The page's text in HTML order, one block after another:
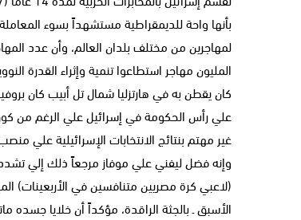
بأنها واحة للديمقراطية مستشهداً بسوء
المليون مهاجر استطاعوا تنمية وإثراء القدرة
كان يقطن به في هارتزليا شمال تل أبيب كان
علي رأس الحكومة في إسرائيل علي الرغم من
غير مهتم بنتائج الانتخابات الإسرائيلية علي
وإنه فضل ليفني علي موفاز مرجعاً ذلك إلي
(لاعبي كرة مصريين متنافسين في الأربعينات)
الأسبق ـ بالجثة الراقدة، مؤكداً أن خلايا جسده